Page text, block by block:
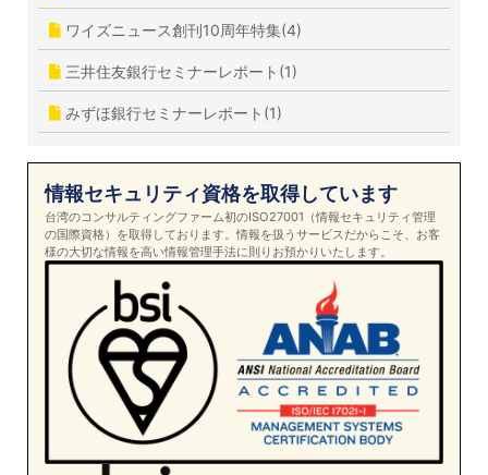
ワイズニュース創刊10周年特集(4)
三井住友銀行セミナーレポート(1)
みずほ銀行セミナーレポート(1)
情報セキュリティ資格を取得しています
台湾のコンサルティングファーム初のISO27001（情報セキュリティ管理
の国際資格）を取得しております。情報を扱うサービスだからこそ、お客
様の大切な情報を高い情報管理手法に則りお預かりいたします。